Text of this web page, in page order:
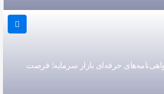
حرفه‌ای بازار سرمایه؛ فرصت